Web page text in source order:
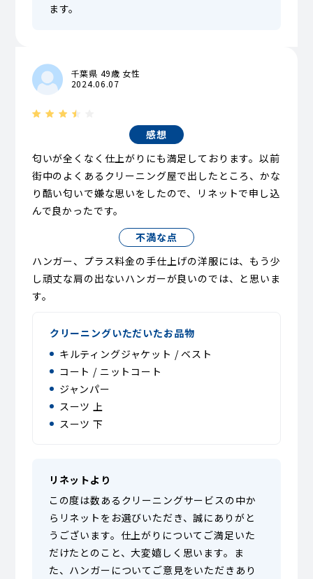
ます。
千葉県 49歳 女性
2024.06.07
感想
匂いが全くなく仕上がりにも満足しております。以前
街中のよくあるクリーニング屋で出したところ、かな
り酷い匂いで嫌な思いをしたので、リネットで申し込
んで良かったです。
不満な点
ハンガー、プラス料金の手仕上げの洋服には、もう少
し頑丈な肩の出ないハンガーが良いのでは、と思いま
す。
クリーニングいただいたお品物
キルティングジャケット / ベスト
コート / ニットコート
ジャンパー
スーツ 上
スーツ 下
リネットより
この度は数あるクリーニングサービスの中か
らリネットをお選びいただき、誠にありがと
うございます。仕上がりについてご満足いた
だけたとのこと、大変嬉しく思います。ま
た、ハンガーについてご意見をいただきあり